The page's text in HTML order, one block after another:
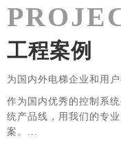
工程案例
为国内外电梯企业和用
作为国内优秀的控制系
统产品线，用我们的专
案。...